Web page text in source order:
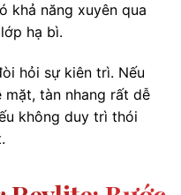
khả năng xuyên qua
hạ bì.
hỏi sự kiên trì. Nếu
tàn nhang rất dễ
không duy trì thói